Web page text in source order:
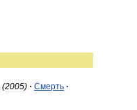
(2005) · Смерть ·